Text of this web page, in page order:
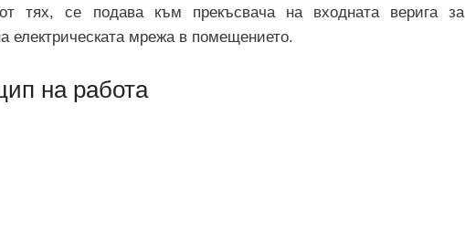
тях, се подава към прекъсвача на входната верига за
електрическата мрежа в помещението.
на работа